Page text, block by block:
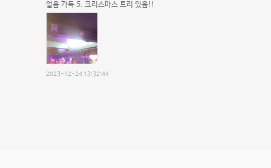
얼음 가득 5. 크리스마스 트리 있음!!
2023-12-24 13:32:44